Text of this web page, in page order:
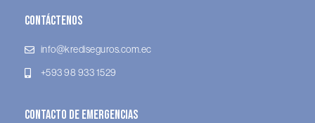
Contáctenos
info@krediseguros.com.ec
+593 98 933 1529
Contacto de Emergencias